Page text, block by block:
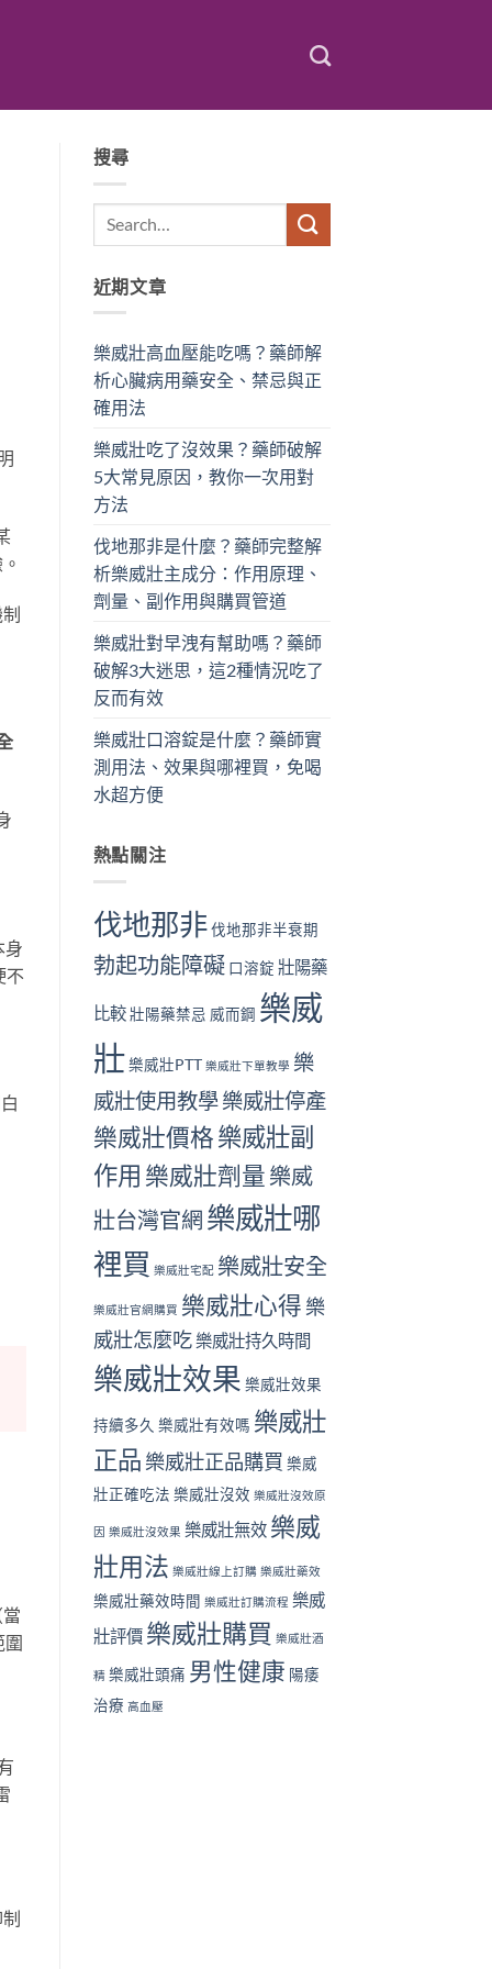
身
不
圍
搜尋
近期文章
樂威壯高血壓能吃嗎？藥師解
析心臟病用藥安全、禁忌與正
確用法
樂威壯吃了沒效果？藥師破解
5大常見原因，教你一次用對
方法
伐地那非是什麼？藥師完整解
析樂威壯主成分：作用原理、
劑量、副作用與購買管道
樂威壯對早洩有幫助嗎？藥師
破解3大迷思，這2種情況吃了
反而有效
樂威壯口溶錠是什麼？藥師實
測用法、效果與哪裡買，免喝
水超方便
熱點關注
伐地那非 伐地那非半衰期
勃起功能障礙 口溶錠 壯陽藥
比較 壯陽藥禁忌 威而鋼 樂威
壯 樂威壯PTT 樂威壯下單教學 樂
威壯使用教學樂威壯停產
樂威壯價格樂威壯副
作用 樂威壯劑量 樂威
壯台灣官網 樂威壯哪
裡買 樂威壯宅配 樂威壯安全
樂威壯官網購買 樂威壯心得 樂
威壯怎麼吃樂威壯持久時間
樂威壯效果 樂威壯效果
持續多久 樂威壯有效嗎 樂威壯
正品 樂威壯正品購買 樂威
壯正確吃法 樂威壯沒效 樂威壯沒效原
因 樂威壯沒效果 樂威壯無效 樂威
壯用法 樂威壯線上訂購 樂威壯藥效
樂威壯藥效時間 樂威壯訂購流程 樂威
壯評價 樂威壯購買 樂威壯酒
精 樂威壯頭痛 男性健康 陽痿
治療 高血壓